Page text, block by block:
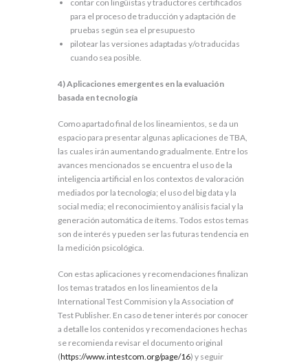
contar con lingüistas y traductores certificados
para el proceso de traducción y adaptación de
pruebas según sea el presupuesto
pilotear las versiones adaptadas y/o traducidas
cuando sea posible.
4)Aplicaciones emergentes en la evaluación
basada en tecnología
Como apartado final de los lineamientos, se da un
espacio para presentar algunas aplicaciones de TBA,
las cuales irán aumentando gradualmente. Entre los
avances mencionados se encuentra el uso de la
inteligencia artificial en los contextos de valoración
mediados por la tecnología; el uso del big data y la
social media; el reconocimiento y análisis facial y la
generación automática de ítems. Todos estos temas
son de interés y pueden ser las futuras tendencia en
la medición psicológica.
Con estas aplicaciones y recomendaciones finalizan
los temas tratados en los lineamientos de la
International Test Commision y la Association of
Test Publisher. En caso de tener interés por conocer
a detalle los contenidos y recomendaciones hechas
se recomienda revisar el documento original
(https://www.intestcom.org/page/16) y seguir